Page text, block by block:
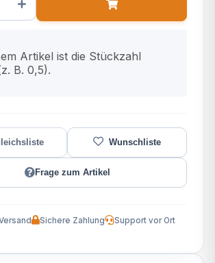
Artikel ist die Stückzahl
B. 0,5).
Frage zum Artikel
Sichere Zahlung Support vor Ort